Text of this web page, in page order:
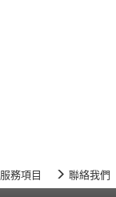
服務項目 聯絡我們